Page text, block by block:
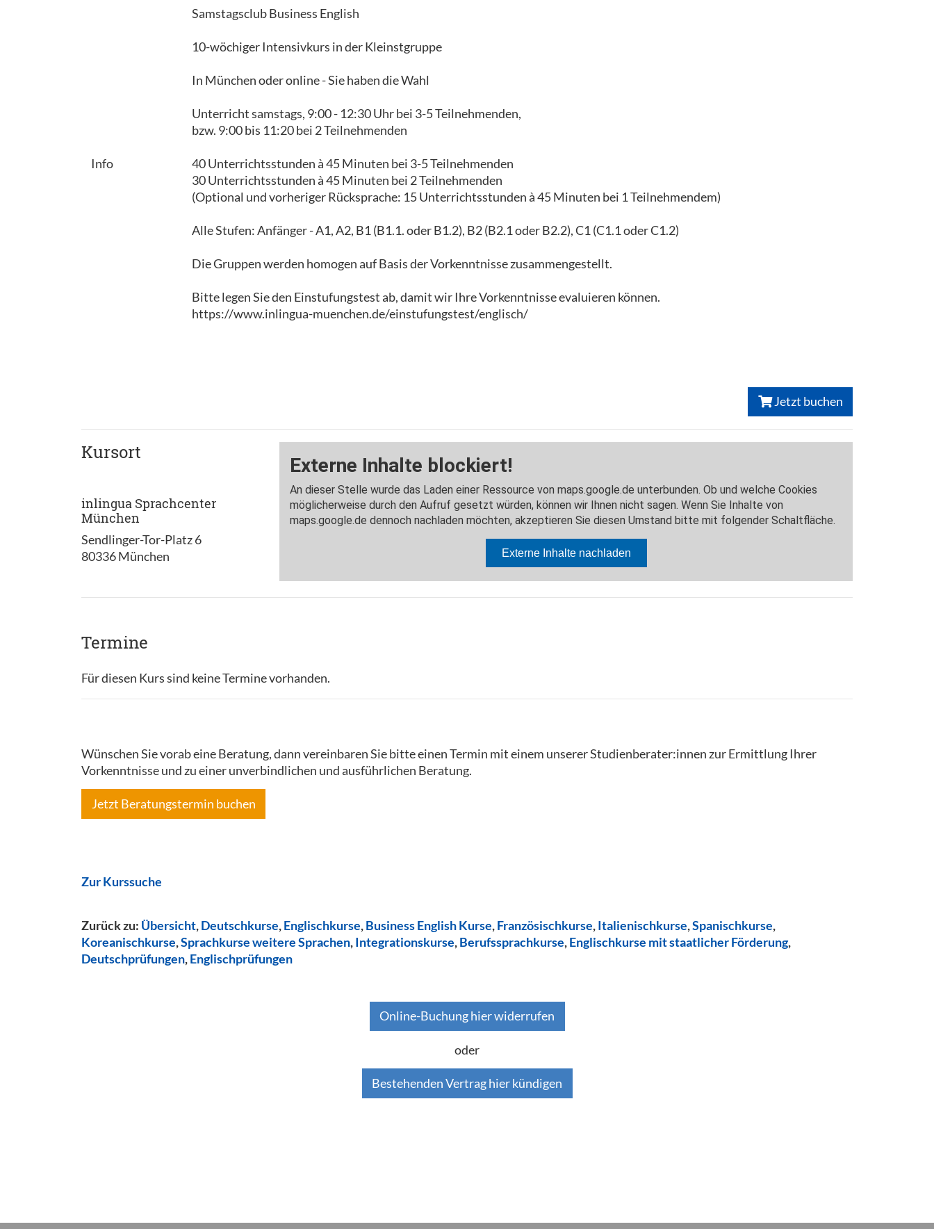
Info
Samstagsclub Business English
10-wöchiger Intensivkurs in der Kleinstgruppe
In München oder online - Sie haben die Wahl
Unterricht samstags, 9:00 - 12:30 Uhr bei 3-5 Teilnehmenden,
bzw. 9:00 bis 11:20 bei 2 Teilnehmenden
40 Unterrichtsstunden à 45 Minuten bei 3-5 Teilnehmenden
30 Unterrichtsstunden à 45 Minuten bei 2 Teilnehmenden
(Optional und vorheriger Rücksprache: 15 Unterrichtsstunden à 45 Minuten bei 1 Teilnehmendem)
Alle Stufen: Anfänger - A1, A2, B1 (B1.1. oder B1.2), B2 (B2.1 oder B2.2), C1 (C1.1 oder C1.2)
Die Gruppen werden homogen auf Basis der Vorkenntnisse zusammengestellt.
Bitte legen Sie den Einstufungstest ab, damit wir Ihre Vorkenntnisse evaluieren können.
https://www.inlingua-muenchen.de/einstufungstest/englisch/
Jetzt buchen
Kursort
inlingua Sprachcenter
München
Sendlinger-Tor-Platz 6
80336 München
Termine
Für diesen Kurs sind keine Termine vorhanden.
Wünschen Sie vorab eine Beratung, dann vereinbaren Sie bitte einen Termin mit einem unserer Studienberater:innen zur Ermittlung Ihrer
Vorkenntnisse und zu einer unverbindlichen und ausführlichen Beratung.
Jetzt Beratungstermin buchen
Zur Kurssuche
Zurück zu: Übersicht,Deutschkurse,Englischkurse,Business English Kurse,Französischkurse,Italienischkurse,Spanischkurse,
Koreanischkurse,Sprachkurse weitere Sprachen,Integrationskurse,Berufssprachkurse,Englischkurse mit staatlicher Förderung,
Deutschprüfungen,Englischprüfungen
Online-Buchung hier widerrufen
oder
Bestehenden Vertrag hier kündigen